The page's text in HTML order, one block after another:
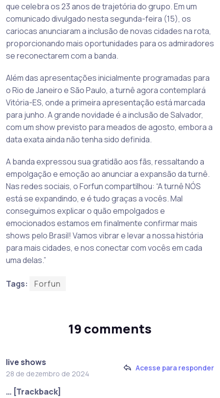
que celebra os 23 anos de trajetória do grupo. Em um
comunicado divulgado nesta segunda-feira (15), os
cariocas anunciaram a inclusão de novas cidades na rota,
proporcionando mais oportunidades para os admiradores
se reconectarem com a banda.
Além das apresentações inicialmente programadas para
o Rio de Janeiro e São Paulo, a turnê agora contemplará
Vitória-ES, onde a primeira apresentação está marcada
para junho. A grande novidade é a inclusão de Salvador,
com um show previsto para meados de agosto, embora a
data exata ainda não tenha sido definida.
A banda expressou sua gratidão aos fãs, ressaltando a
empolgação e emoção ao anunciar a expansão da turnê.
Nas redes sociais, o Forfun compartilhou: “A turnê NÓS
está se expandindo, e é tudo graças a vocês. Mal
conseguimos explicar o quão empolgados e
emocionados estamos em finalmente confirmar mais
shows pelo Brasil! Vamos vibrar e levar a nossa história
para mais cidades, e nos conectar com vocês em cada
uma delas.”
Tags: Forfun
19 comments
live shows
28 de dezembro de 2024
Acesse para responder
… [Trackback]